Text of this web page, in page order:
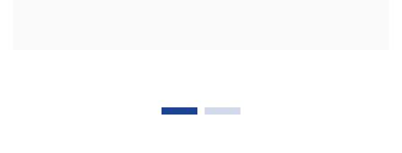
последиците за